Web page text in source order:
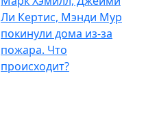
Ли Кертис, Мэнди Мур
покинули дома из-за
пожара. Что
происходит?